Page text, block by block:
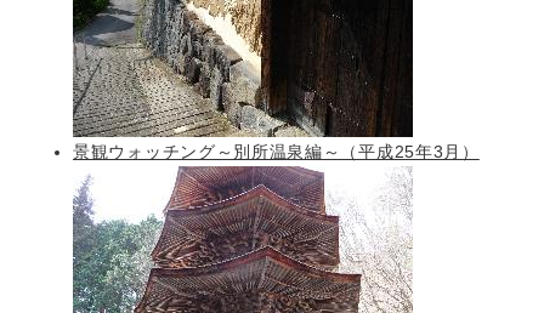
景観ウォッチング～別所温泉編～（平成25年3月）